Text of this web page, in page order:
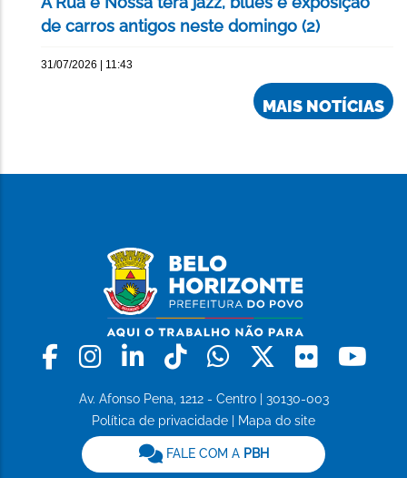
de carros antigos neste domingo (2)
31/07/2026 | 11:43
MAIS NOTÍCIAS
Facebook
Instagram
LinkedinTiktokWhatsapp
X Flickr
Av. Afonso Pena, 1212 - Centro | 30130-003
Política de privacidade
Mapa do site
FALE COM A PBH